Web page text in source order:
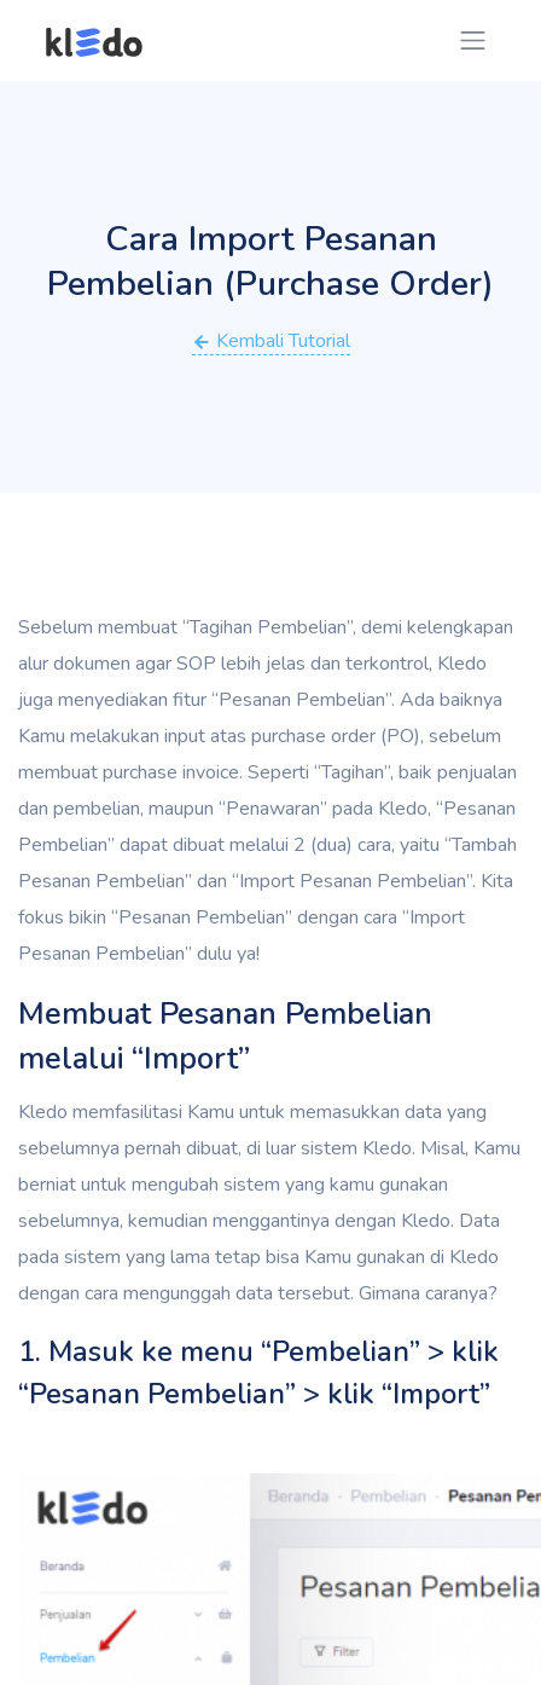
Cara Import Pesanan
Pembelian (Purchase Order)
Kembali Tutorial
Sebelum membuat “Tagihan Pembelian”, demi kelengkapan
alur dokumen agar SOP lebih jelas dan terkontrol, Kledo
juga menyediakan fitur “Pesanan Pembelian”. Ada baiknya
Kamu melakukan input atas purchase order (PO), sebelum
membuat purchase invoice. Seperti “Tagihan”, baik penjualan
dan pembelian, maupun “Penawaran” pada Kledo, “Pesanan
Pembelian” dapat dibuat melalui 2 (dua) cara, yaitu “Tambah
Pesanan Pembelian” dan “Import Pesanan Pembelian”. Kita
fokus bikin “Pesanan Pembelian” dengan cara “Import
Pesanan Pembelian” dulu ya!
Membuat Pesanan Pembelian
melalui “Import”
Kledo memfasilitasi Kamu untuk memasukkan data yang
sebelumnya pernah dibuat, di luar sistem Kledo. Misal, Kamu
berniat untuk mengubah sistem yang kamu gunakan
sebelumnya, kemudian menggantinya dengan Kledo. Data
pada sistem yang lama tetap bisa Kamu gunakan di Kledo
dengan cara mengunggah data tersebut. Gimana caranya?
1. Masuk ke menu “Pembelian” > klik
“Pesanan Pembelian” > klik “Import”